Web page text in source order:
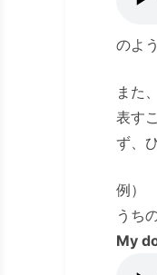
のよ
また
表す
ず、
例）
うち
My